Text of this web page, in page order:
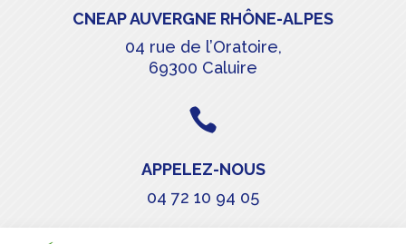
CNEAP AUVERGNE RHÔNE-ALPES
04 rue de l’Oratoire,
69300 Caluire

APPELEZ-NOUS
04 72 10 94 05